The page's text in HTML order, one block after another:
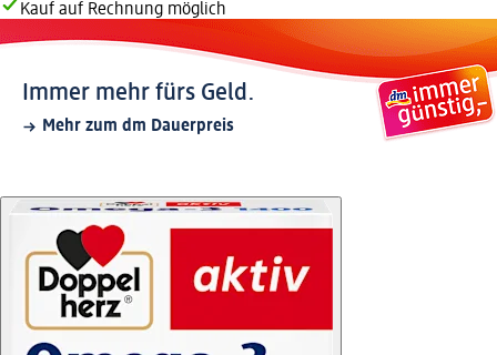
Kauf auf Rechnung möglich
Immer mehr fürs Geld.
Mehr zum dm Dauerpreis